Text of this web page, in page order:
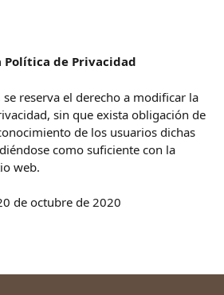
Política de Privacidad
se reserva el derecho a modificar la
sin que exista obligación de
de los usuarios dichas
como suficiente con la
web.
de octubre de 2020